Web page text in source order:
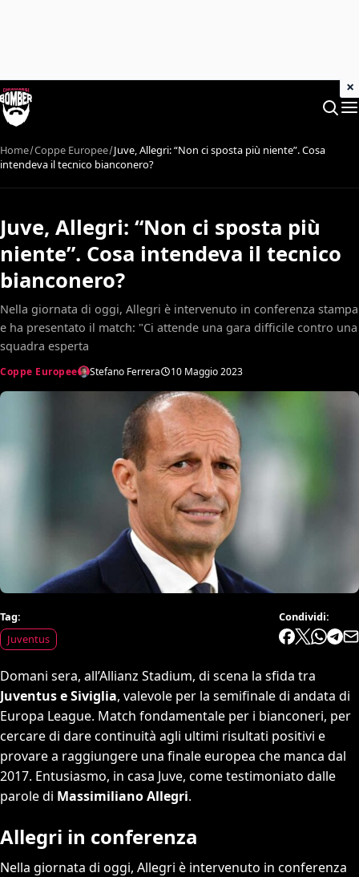
Home Coppe Europee Juve, Allegri: “Non ci sposta più niente”. Cosa
intendeva il tecnico bianconero?
Juve, Allegri: “Non ci sposta più
niente”. Cosa intendeva il tecnico
bianconero?
Nella giornata di oggi, Allegri è intervenuto in conferenza stampa
e ha presentato il match: "Ci attende una gara difficile contro una
squadra esperta
Coppe Europee Stefano Ferrera 10 Maggio 2023
Tag:
Juventus
Condividi:
Domani sera, all’Allianz Stadium, di scena la sfida tra
Juventus e Siviglia, valevole per la semifinale di andata di
Europa League. Match fondamentale per i bianconeri, per
cercare di dare continuità agli ultimi risultati positivi e
provare a raggiungere una finale europea che manca dal
2017. Entusiasmo, in casa Juve, come testimoniato dalle
parole di Massimiliano Allegri.
Allegri in conferenza
Nella giornata di oggi, Allegri è intervenuto in conferenza
×